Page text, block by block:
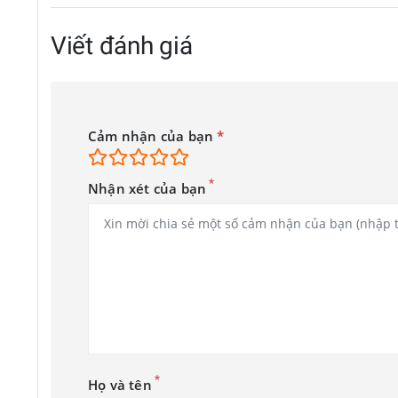
Rảnh tay tận hưởng thời gian giải trí
Viết đánh giá
Cảm nhận của bạn*
Nhận xét của bạn *
Họ và tên *